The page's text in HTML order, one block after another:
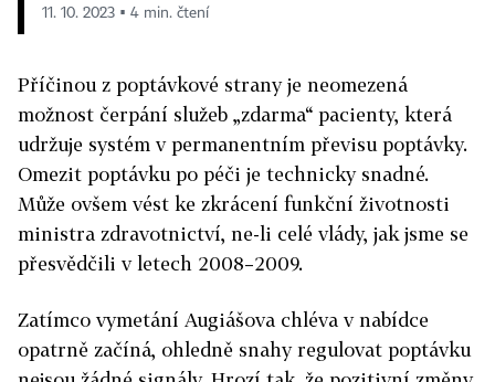
11. 10. 2023 ▪ 4 min. čtení
Příčinou z poptávkové strany je neomezená
možnost čerpání služeb „zdarma“ pacienty, která
udržuje systém v permanentním převisu poptávky.
Omezit poptávku po péči je technicky snadné.
Může ovšem vést ke zkrácení funkční životnosti
ministra zdravotnictví, ne-li celé vlády, jak jsme se
přesvědčili v letech 2008–2009.
Zatímco vymetání Augiášova chléva v nabídce
opatrně začíná, ohledně snahy regulovat poptávku